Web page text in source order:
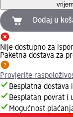
Dodaj u
Nije dostupno za
Paketna dostava za
Provjerite
Besplatna dostava
Besplatan povrat i
Mogućnost